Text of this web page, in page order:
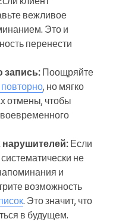
вежливое
Это и
перенести
запись: Поощряйте
, но мягко
отмены, чтобы
Если
не
и
возможность
. Это значит, что
в будущем.